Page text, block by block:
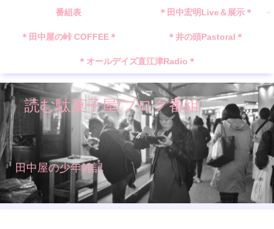
読む駄菓子屋/ブログ番組
田中屋の少年雑記
番組表 ＊田中宏明Live＆展示＊
＊田中屋の峠 COFFEE＊ ＊井の頭Pastoral＊
＊オールデイズ直江津Radio＊